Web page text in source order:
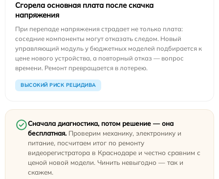
Сгорела основная плата после скачка
напряжения
При перепаде напряжения страдает не только плата:
соседние компоненты могут отказать следом. Новый
управляющий модуль у бюджетных моделей подбирается к
цене нового устройства, а повторный отказ — вопрос
времени. Ремонт превращается в лотерею.
ВЫСОКИЙ РИСК РЕЦИДИВА
Сначала диагностика, потом решение — она
бесплатная. Проверим механику, электронику и
питание, посчитаем итог по ремонту
видеорегистратора в Краснодаре и честно сравним с
ценой новой модели. Чинить невыгодно — так и
скажем.